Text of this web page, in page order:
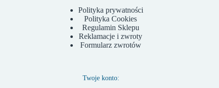
Polityka prywatności
Polityka Cookies
Regulamin Sklepu
Reklamacje i zwroty
Formularz zwrotów
Twoje konto: